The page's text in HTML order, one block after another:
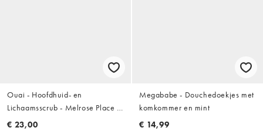
Ouai - Hoofdhuid- en
Lichaamsscrub - Melrose Place -
Reisformaat
€ 23,00
Megababe - Douchedoekjes met
komkommer en mint
€ 14,99